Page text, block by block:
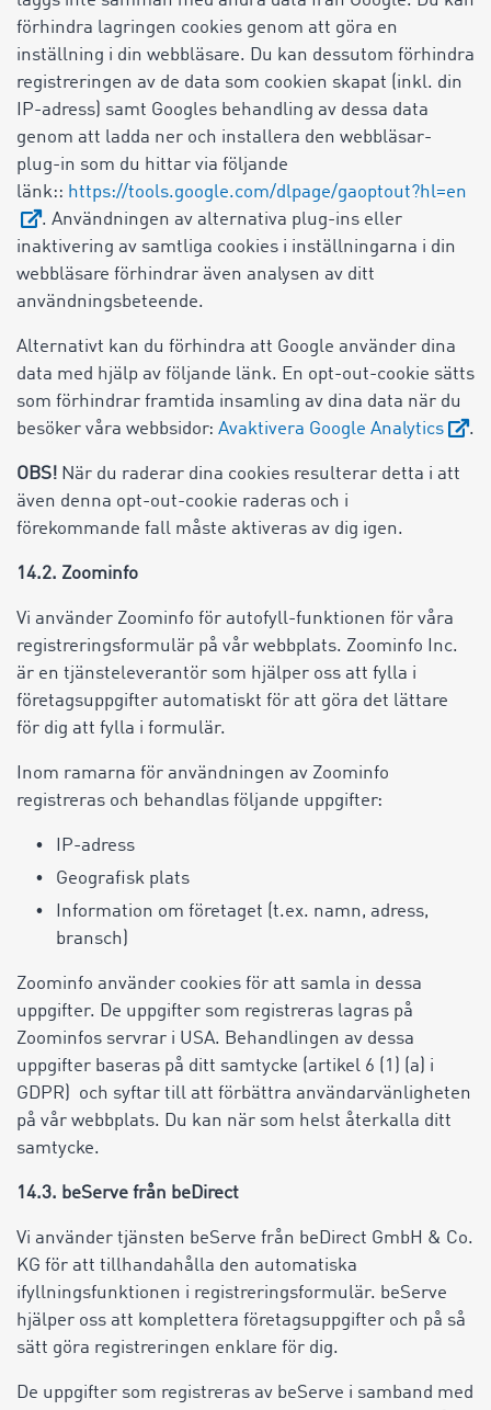
förhindra lagringen cookies genom att göra en
inställning i din webbläsare. Du kan dessutom förhindra
registreringen av de data som cookien skapat (inkl. din
IP-adress) samt Googles behandling av dessa data
genom att ladda ner och installera den webbläsar-
plug-in som du hittar via följande
länk:: https://tools.google.com/dlpage/gaoptout?hl=en
. Användningen av alternativa plug-ins eller
inaktivering av samtliga cookies i inställningarna i din
webbläsare förhindrar även analysen av ditt
användningsbeteende.
Alternativt kan du förhindra att Google använder dina
data med hjälp av följande länk. En opt-out-cookie sätts
som förhindrar framtida insamling av dina data när du
besöker våra webbsidor: Avaktivera Google Analytics .
OBS! När du raderar dina cookies resulterar detta i att
även denna opt-out-cookie raderas och i
förekommande fall måste aktiveras av dig igen.
14.2. Zoominfo
Vi använder Zoominfo för autofyll-funktionen för våra
registreringsformulär på vår webbplats. Zoominfo Inc.
är en tjänsteleverantör som hjälper oss att fylla i
företagsuppgifter automatiskt för att göra det lättare
för dig att fylla i formulär.
Inom ramarna för användningen av Zoominfo
registreras och behandlas följande uppgifter:
IP-adress
Geografisk plats
Information om företaget (t.ex. namn, adress,
bransch)
Zoominfo använder cookies för att samla in dessa
uppgifter. De uppgifter som registreras lagras på
Zoominfos servrar i USA. Behandlingen av dessa
uppgifter baseras på ditt samtycke (artikel 6 (1) (a) i
GDPR) och syftar till att förbättra användarvänligheten
på vår webbplats. Du kan när som helst återkalla ditt
samtycke.
14.3. beServe från beDirect
Vi använder tjänsten beServe från beDirect GmbH & Co.
KG för att tillhandahålla den automatiska
ifyllningsfunktionen i registreringsformulär. beServe
hjälper oss att komplettera företagsuppgifter och på så
sätt göra registreringen enklare för dig.
De uppgifter som registreras av beServe i samband med